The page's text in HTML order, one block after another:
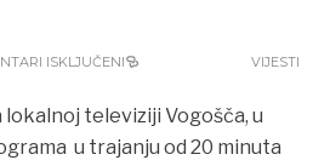
ISKLJUČENI VIJESTI
lokalnoj televiziji Vogošča, u
u trajanju od 20 minuta